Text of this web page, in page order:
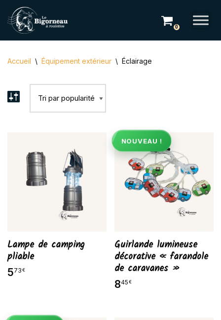
Aller
au
0
Accueil \ Équipement extérieur \ Éclairage
Lampe de camping
pliable
573€
NOUVEAU !
Guirlande lumineuse
décorative « farandole
de caravanes »
845 €